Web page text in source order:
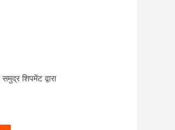
शिपमेंट द्वारा